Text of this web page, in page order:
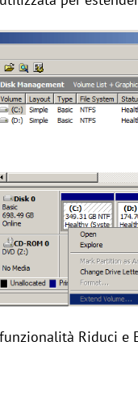
Riduci